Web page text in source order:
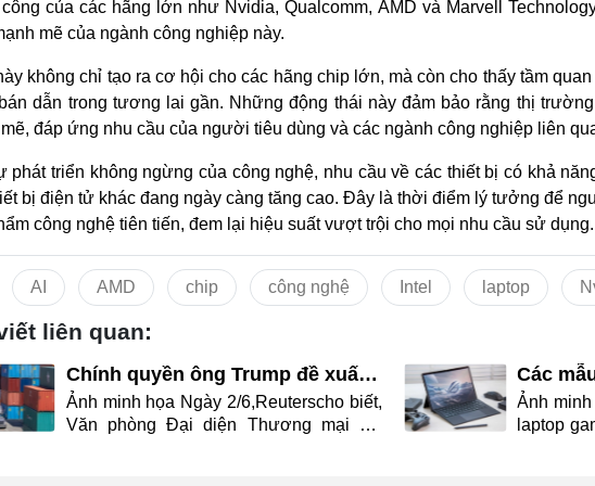
của các hãng lớn như Nvidia, Qualcomm, AMD và Marvell
mẽ của ngành công nghiệp này.
không chỉ tạo ra cơ hội cho các hãng chip lớn, mà còn cho thấy tầm
dẫn trong tương lai gần. Những động thái này đảm bảo rằng thị
đáp ứng nhu cầu của người tiêu dùng và các ngành công nghiệp liên
phát triển không ngừng của công nghệ, nhu cầu về các thiết bị có khả
bị điện tử khác đang ngày càng tăng cao. Đây là thời điểm lý tưởng để
công nghệ tiên tiến, đem lại hiệu suất vượt trội cho mọi nhu cầu sử dụng.
AI AMD chip công nghệ Intel laptop
liên quan:
Chính quyền ông Trump đề xuất
áp thuế bổ sung với 60 nền kinh
tế
Ảnh minh họa Ngày 2/6,Reuterscho biết,
Văn phòng Đại diện Thương mại Mỹ
Các
của
Ảnh minh họa Đại diện
laptop